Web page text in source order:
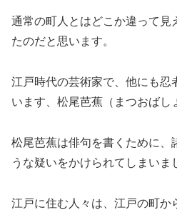
通常の町人とはどこか違って見
たのだと思います。
江戸時代の芸術家で、他にも忍
います、松尾芭蕉（まつおばし
松尾芭蕉は俳句を書くために、
うな疑いをかけられてしまいま
江戸に住む人々は、江戸の町か